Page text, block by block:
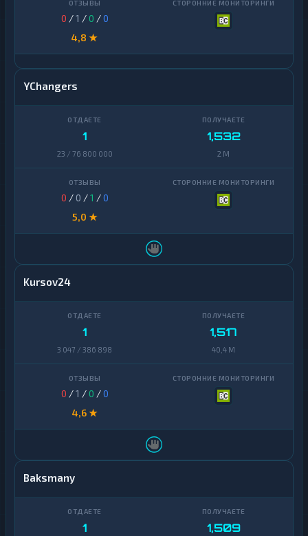
0 /1 /0 /0
4,8 ★
YChangers
1
23 / 76 800 000
1,532
2 M
0 / 0 /1 /0
5,0 ★
Kursov24
1
3 047 / 386 898
1,517
40,4 M
0 /1 /0 /0
4,6 ★
Baksmany
1 1,509